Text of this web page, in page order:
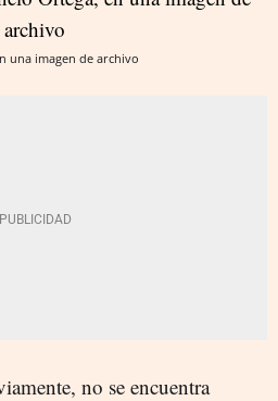
una imagen de archivo
no se encuentra